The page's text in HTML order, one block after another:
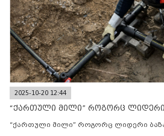
2025-10-20 12:44
“ქართული მილი” როგორც ლიდერი
“ქართული მილი” როგორც ლიდერი